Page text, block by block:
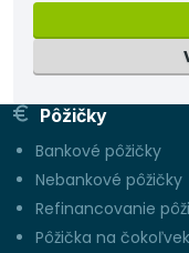
Pôžičky
Bankové pôžičky
Nebankové pôžičky
Refinancovanie
Pôžička na čokoľvek